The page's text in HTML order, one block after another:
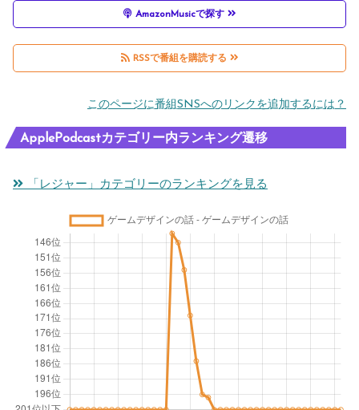
AmazonMusicで探す
RSSで番組を購読する
このページに番組SNSへのリンクを追加するには？
ApplePodcastカテゴリー内ランキング遷移
「レジャー」カテゴリーのランキングを見る